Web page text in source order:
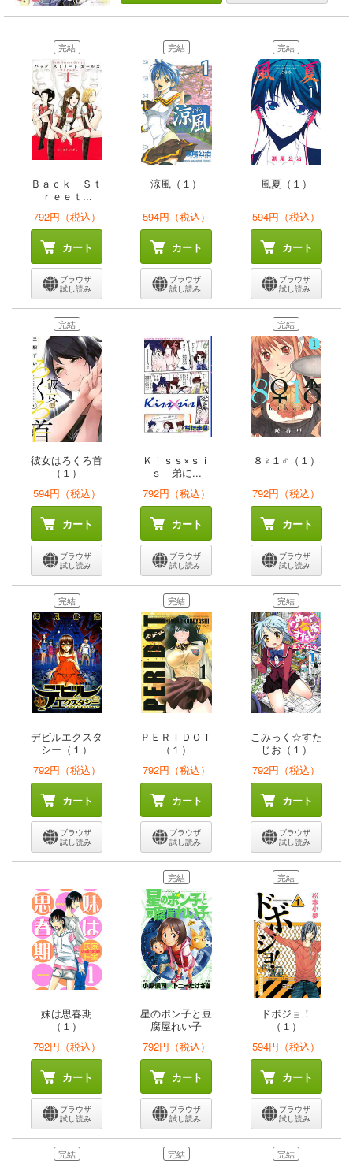
完結
Ｂａｃｋ Ｓｔ
ｒｅｅｔ...
792円（税込）
カート
ブラウザ
試し読み
完結
涼風（１）
594円（税込）
カート
ブラウザ
試し読み
完結
風夏（１）
594円（税込）
カート
ブラウザ
試し読み
完結
彼女はろくろ首
（１）
594円（税込）
カート
ブラウザ
試し読み
Ｋｉｓｓ×ｓｉ
ｓ 弟に...
792円（税込）
カート
ブラウザ
試し読み
完結
８♀１♂（１）
792円（税込）
カート
ブラウザ
試し読み
完結
デビルエクスタ
シー（１）
792円（税込）
カート
ブラウザ
試し読み
完結
ＰＥＲＩＤＯＴ
（１）
792円（税込）
カート
ブラウザ
試し読み
完結
こみっく☆すた
じお（１）
792円（税込）
カート
ブラウザ
試し読み
妹は思春期
（１）
792円（税込）
カート
ブラウザ
試し読み
完結
星のポン子と豆
腐屋れい子
792円（税込）
カート
ブラウザ
試し読み
完結
ドボジョ！
（１）
594円（税込）
カート
ブラウザ
試し読み
完結 完結 完結